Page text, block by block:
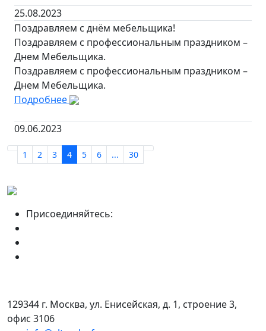
25.08.2023
Поздравляем с днём мебельщика!
Поздравляем с профессиональным праздником –
Днем Мебельщика.
Поздравляем с профессиональным праздником –
Днем Мебельщика.
Подробнее
09.06.2023
1 2 3 4 5 6 ... 30
Присоединяйтесь:
129344 г. Москва, ул. Енисейская, д. 1, строение 3,
офис 3106